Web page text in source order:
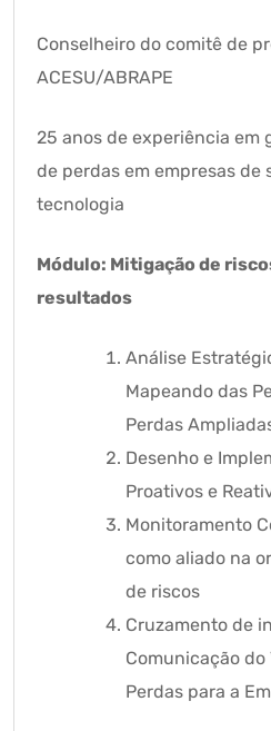
Conselheiro do comitê de
ACESU/ABRAPE
25 anos de experiência em
de perdas em empresas de
tecnologia
Módulo: Mitigação de
resultados
Análise
Mapeando das
Perdas
Desenho e
Proativos e
Monitoramento
como aliado na
de riscos
Cruzamento de
Comunicação do
Perdas para a